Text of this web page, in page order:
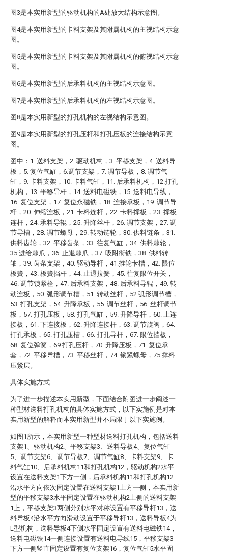
图3是本实用新型的驱动机构的A处放大结构示意图。
图4是本实用新型的卡料支架及其附属机构的主视结构示意
图。
图5是本实用新型的卡料支架及其附属机构的俯视结构示意
图。
图6是本实用新型的后承料机构的主视结构示意图。
图7是本实用新型的后承料机构的左视结构示意图。
图8是本实用新型的打孔机构的左视结构示意图。
图9是本实用新型的打孔压杆和打孔压板的连接结构示意
图。
图中：1. 送料支架，2. 驱动机构，3. 平移支架，4. 送料导
板，5. 复位气缸，6.调节支架，7. 调节导板，8. 调节气
缸，9. 卡料支架，10. 卡料气缸，11. 后承料机构，12.打孔
机构，13. 平移导杆，14. 送料电磁铁，15. 送料电导线，
16. 复位支架，17. 复位永磁铁，18. 连接承板，19. 调节导
杆，20. 伸缩连板，21. 卡料连杆，22. 卡料撑板，23. 撑板
连杆，24. 承料导辊，25. 升降丝杆，26. 调节支架，27. 调
节导槽，28. 调节螺母，29. 转动链轮，30. 供料链条，31.
供料齿轮，32. 平移齿条，33. 往复气缸，34. 供料棘轮，
35.进给棘爪，36. 止退棘爪，37. 吸附衔铁，38. 供料转
轴，39. 齿条支架，40. 驱动导杆，41.推轮卡槽，42. 限位
板簧，43. 板簧挡杆，44. 止退拉簧，45. 往复限位开关，
46. 调节锁紧栓，47. 后承料支架，48. 后承料导辊，49. 转
动连板，50. 弧形调节槽，51. 转动丝杆，52.弧形调节槽，
53. 打孔支架，54. 升降承板，55. 调节丝杆，56. 丝杆调节
板，57. 打孔压板，58. 打孔气缸，59. 升降导杆，60. 上连
接板，61. 下连接板，62. 升降连接杆，63. 调节旋阀，64.
打孔承板，65. 打孔压槽，66. 打孔导杆，67. 限位挡板，
68. 复位弹簧，69.打孔压杆，70. 升降压板，71. 复位承
套，72. 平移导槽，73. 平移丝杆，74. 锁紧螺母，75.撑料
压紧层。
具体实施方式
为了进一步描述本实用新型，下面结合附图进一步阐述一
种型材送料打孔机构的具体实施方式，以下实施例是对本
实用新型的解释而本实用新型并不局限于以下实施例。
如图1所示，本实用新型一种型材送料打孔机构，包括送料
支架1、驱动机构2、平移支架3、送料导板4、复位气缸
5、调节支架6、调节导板7、调节气缸8、卡料支架9、卡
料气缸10、后承料机构11和打孔机构12，驱动机构2水平
设置在送料支架1下方一侧，后承料机构11和打孔机构12
沿水平方向依次固定设置在送料支架1上方一侧，本实用新
型的平移支架3水平固定设置在驱动机构2上侧的送料支架
1上，平移支架3两侧分别水平对称设置有平移导杆13，送
料导板4沿水平方向滑动设置于平移导杆13，送料导板4为
L型机构，送料导板4下侧水平固定设置有送料电磁铁14，
送料电磁铁14一侧连接设置有送料电导线15，平移支架3
下方一侧竖直固定设置有复位支架16，复位气缸5水平固